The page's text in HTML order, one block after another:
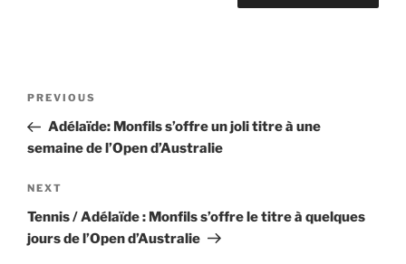
Previous
Post
PREVIOUS
Adélaïde: Monfils s’offre un joli titre à une
semaine de l’Open d’Australie
Next
Post
NEXT
Tennis / Adélaïde : Monfils s’offre le titre à quelques
jours de l’Open d’Australie